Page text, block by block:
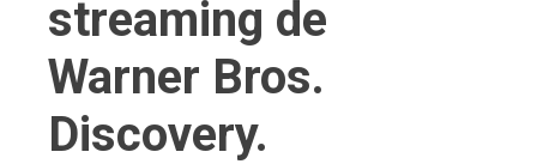
streaming de
Warner Bros.
Discovery.